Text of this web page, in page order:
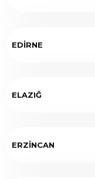
EDİRNE
ELAZIĞ
ERZİNCAN